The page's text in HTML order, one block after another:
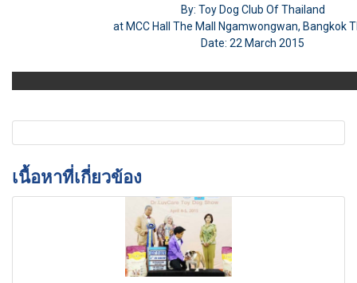
By: Toy Dog Club Of Thailand
at MCC Hall The Mall Ngamwongwan, Bangkok
Date: 22 March 2015
เนื้อหาที่เกี่ยวข้อง